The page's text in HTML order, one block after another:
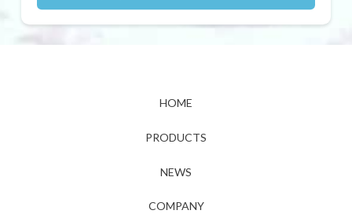
HOME
PRODUCTS
NEWS
COMPANY